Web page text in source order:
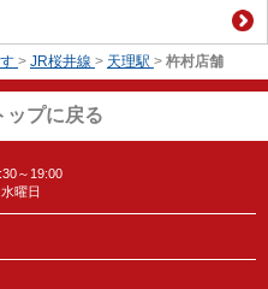
> JR桜井線 > 天理駅 > 杵村店舗
ップに戻る
～19:00
曜日